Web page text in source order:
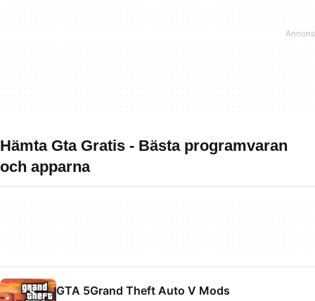
Hämta Gta Gratis - Bästa programvaran
och apparna
GTA 5Grand Theft Auto V Mods